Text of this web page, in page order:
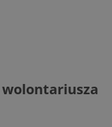
wolontariusza